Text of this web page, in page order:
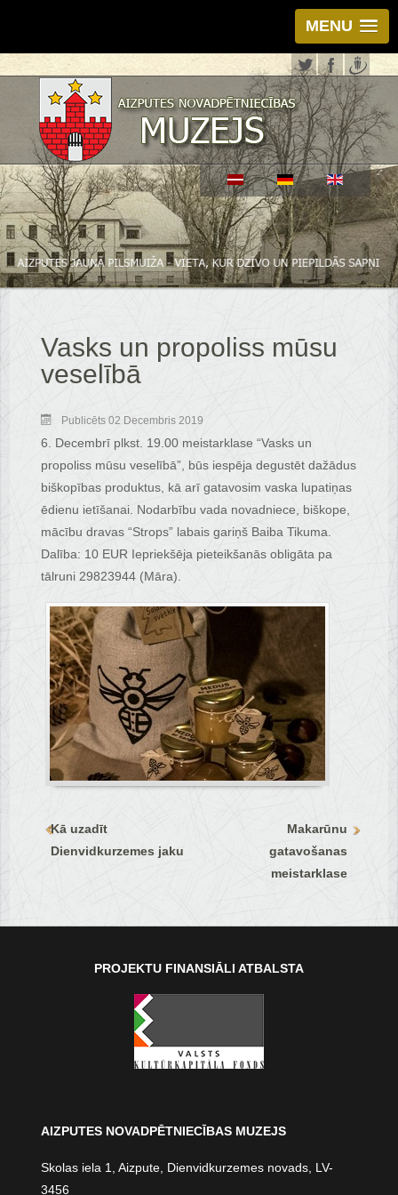
MENU
Vasks un propoliss mūsu
veselībā
Publicēts 02 Decembris 2019
6. Decembrī plkst. 19.00 meistarklase “Vasks un
propoliss mūsu veselībā”, būs iespēja degustēt dažādus
biškopības produktus, kā arī gatavosim vaska lupatiņas
ēdienu ietīšanai. Nodarbību vada novadniece, biškope,
mācību dravas “Strops” labais gariņš Baiba Tikuma.
Dalība: 10 EUR Iepriekšēja pieteikšanās obligāta pa
tālruni 29823944 (Māra).
Kā uzadīt
Dienvidkurzemes jaku
Makarūnu
gatavošanas
meistarklase
PROJEKTU FINANSIĀLI ATBALSTA
AIZPUTES NOVADPĒTNIECĪBAS MUZEJS
Skolas iela 1, Aizpute, Dienvidkurzemes novads, LV-
3456